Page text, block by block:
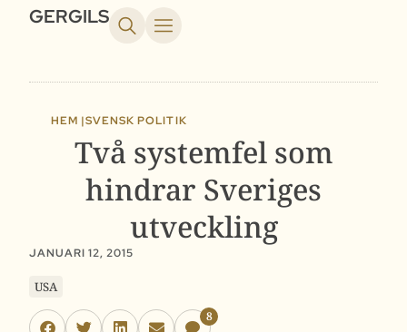
GERGILS
HEM |SVENSK POLITIK
Två systemfel som
hindrar Sveriges
utveckling
JANUARI 12, 2015
USA
8